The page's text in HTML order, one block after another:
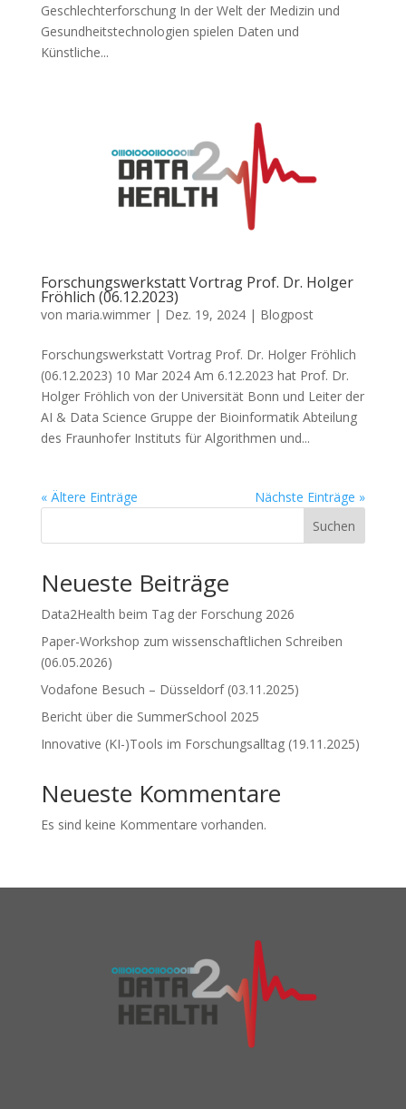
Geschlechterforschung In der Welt der Medizin und
Gesundheitstechnologien spielen Daten und
Künstliche...
Forschungswerkstatt Vortrag Prof. Dr. Holger
Fröhlich (06.12.2023)
von maria.wimmer| Dez. 19, 2024| Blogpost
Forschungswerkstatt Vortrag Prof. Dr. Holger Fröhlich
(06.12.2023) 10 Mar 2024 Am 6.12.2023 hat Prof. Dr.
Holger Fröhlich von der Universität Bonn und Leiter der
AI & Data Science Gruppe der Bioinformatik Abteilung
des Fraunhofer Instituts für Algorithmen und...
« Ältere Einträge
Nächste Einträge »
Suchen
Neueste Beiträge
Data2Health beim Tag der Forschung 2026
Paper-Workshop zum wissenschaftlichen Schreiben
(06.05.2026)
Vodafone Besuch – Düsseldorf (03.11.2025)
Bericht über die SummerSchool 2025
Innovative (KI-)Tools im Forschungsalltag (19.11.2025)
Neueste Kommentare
Es sind keine Kommentare vorhanden.